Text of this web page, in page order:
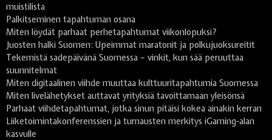
muistilista
Palkitseminen tapahtuman osana
Miten löydät parhaat perhetapahtumat viikonlopuksi?
Juosten halki Suomen: Upeimmat maratonit ja polkujuoksureitit
Tekemistä sadepäivänä Suomessa – vinkit, kun sää peruuttaa
suunnitelmat
Miten digitaalinen viihde muuttaa kulttuuritapahtumia Suomessa
Miten livelähetykset auttavat yrityksiä tavoittamaan yleisönsä
Parhaat viihdetapahtumat, jotka sinun pitäisi kokea ainakin kerran
Liiketoimintakonferenssien ja turnausten merkitys iGaming-alan
kasvulle